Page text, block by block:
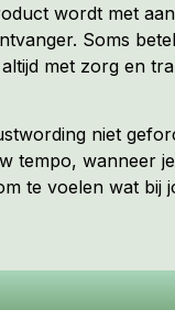
wordt met
Soms
met zorg en
niet
tempo, wanneer
te voelen wat bij